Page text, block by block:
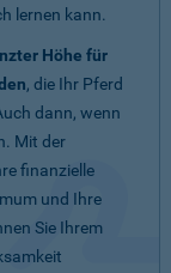
lernen kann.
Höhe für
, die Ihr Pferd
dann, wenn
Mit der
finanzielle
und Ihre
Sie Ihrem